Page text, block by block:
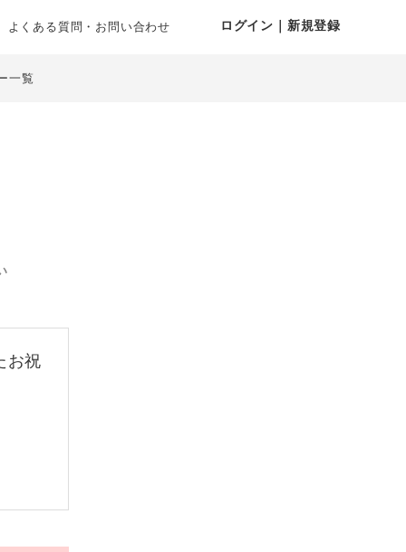
よくある質問・お問い合わせ ログイン｜新規登録
一覧
お祝